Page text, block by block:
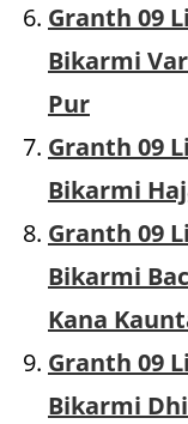
Granth 09
Bikarmi
Pur
Granth 09
Bikarmi
Granth 09
Bikarmi
Kana
Granth 09
Bikarmi